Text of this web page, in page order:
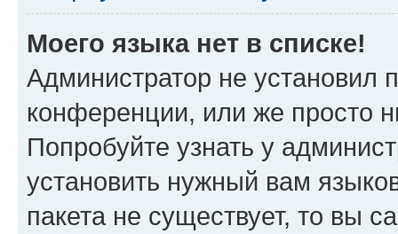
Моего языка нет в списке!
Администратор не установил
конференции, или же просто
Попробуйте узнать у
установить нужный вам
пакета не существует, то вы